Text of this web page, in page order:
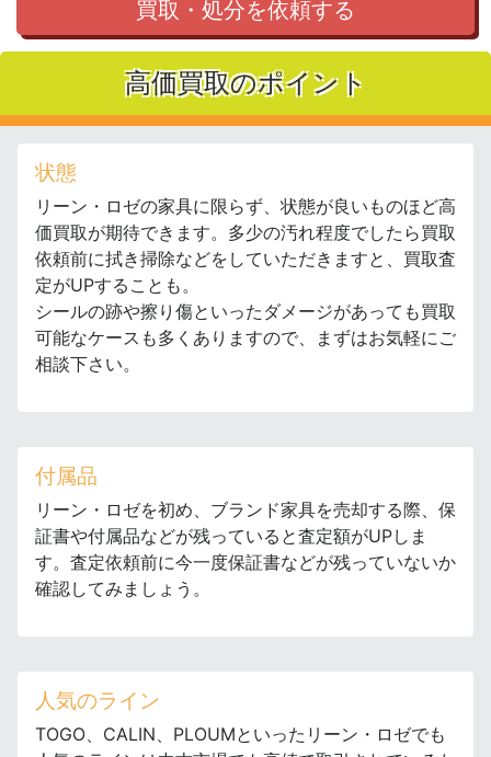
買取・処分を依頼する
高価買取のポイント
状態
リーン・ロゼの家具に限らず、状態が良いものほど高
価買取が期待できます。多少の汚れ程度でしたら買取
依頼前に拭き掃除などをしていただきますと、買取査
定がUPすることも。
シールの跡や擦り傷といったダメージがあっても買取
可能なケースも多くありますので、まずはお気軽にご
相談下さい。
付属品
リーン・ロゼを初め、ブランド家具を売却する際、保
証書や付属品などが残っていると査定額がUPしま
す。査定依頼前に今一度保証書などが残っていないか
確認してみましょう。
人気のライン
TOGO、CALIN、PLOUMといったリーン・ロゼでも